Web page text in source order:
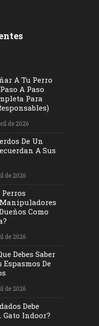
A Tu Perro
A Paso
Para
de 2026
De Un
A Sus
de 2026
Perros
Como
de 2026
Debes Saber
Espasmos De
de 2026
Debe
Gato Indoor?